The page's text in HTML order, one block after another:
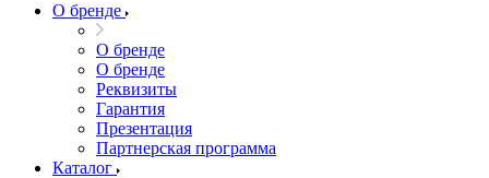
О бренде
О бренде
О бренде
Реквизиты
Гарантия
Презентация
Партнерская программа
Каталог